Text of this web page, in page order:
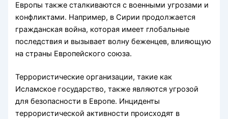
Европы также сталкиваются с военными угрозами и
конфликтами. Например, в Сирии продолжается
гражданская война, которая имеет глобальные
последствия и вызывает волну беженцев, влияющую
на страны Европейского союза.
Террористические организации, такие как
Исламское государство, также являются угрозой
для безопасности в Европе. Инциденты
террористической активности происходят в